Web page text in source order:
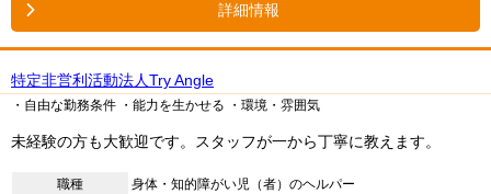
詳細情報
特定非営利活動法人Try Angle
・自由な勤務条件 ・能力を生かせる ・環境・雰囲気
未経験の方も大歓迎です。スタッフが一から丁寧に教えます。
職種
身体・知的障がい児（者）のヘルパー